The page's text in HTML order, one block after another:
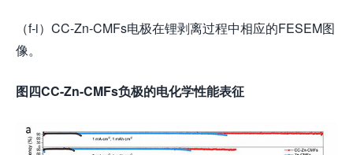
（f-i）CC-Zn-CMFs电极在锂剥离过程中相应的FESEM图
像。
图四CC-Zn-CMFs负极的电化学性能表征